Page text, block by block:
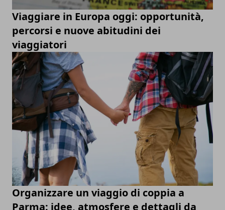
Viaggiare in Europa oggi: opportunità,
percorsi e nuove abitudini dei
viaggiatori
Organizzare un viaggio di coppia a
Parma: idee, atmosfere e dettagli da